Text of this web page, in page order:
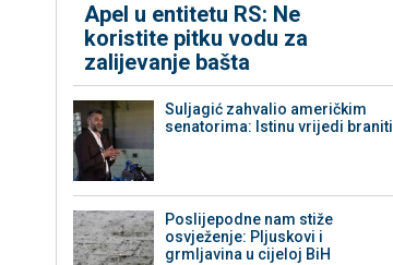
Apel u entitetu RS: Ne
koristite pitku vodu za
zalijevanje bašta
Suljagić zahvalio američkim
senatorima: Istinu vrijedi braniti
Poslijepodne nam stiže
osvježenje: Pljuskovi i
grmljavina u cijeloj BiH